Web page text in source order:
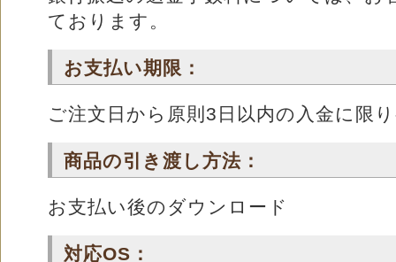
ております。
お支払い期限：
ご注文日から原則3日以内の入金に限
商品の引き渡し方法：
お支払い後のダウンロード
対応OS：